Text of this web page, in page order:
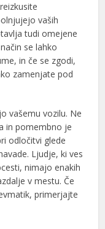
vaših
tudi omejene
se lahko
in če se zgodi,
zamenjate pod
vašemu vozilu. Ne
in pomembno je
odločitvi glede
Ljudje, ki ves
nimajo enakih
v mestu. Če
primerjajte